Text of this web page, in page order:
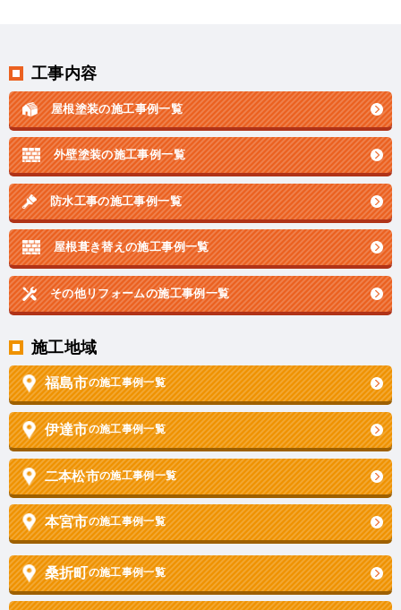
工事内容
屋根塗装の施工事例一覧
外壁塗装の施工事例一覧
防水工事の施工事例一覧
屋根葺き替えの施工事例一覧
その他リフォームの施工事例一覧
施工地域
福島市の施工事例一覧
伊達市の施工事例一覧
二本松市の施工事例一覧
本宮市の施工事例一覧
桑折町の施工事例一覧